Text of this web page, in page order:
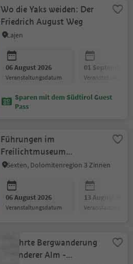
Wo die Yaks weiden: Der
Friedrich August Weg
Lajen
06 August 2026
Veranstaltungsdatum
01 September
Sparen mit dem Südtirol Guest
Pass
Führungen im
Freilichtmuseum
Rotwand - Anderter Alpe
Sexten, Dolomitenregion 3 Zinnen
06 August 2026
Veranstaltungsdatum
13 August 2026
Geführte Bergwanderung
Villanderer Alm -